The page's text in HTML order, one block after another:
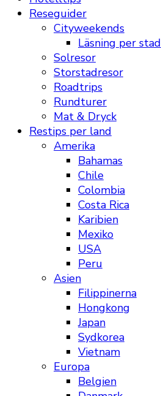
Reseguider
Cityweekends
Läsning per stad
Solresor
Storstadresor
Roadtrips
Rundturer
Mat & Dryck
Restips per land
Amerika
Bahamas
Chile
Colombia
Costa Rica
Karibien
Mexiko
USA
Peru
Asien
Filippinerna
Hongkong
Japan
Sydkorea
Vietnam
Europa
Belgien